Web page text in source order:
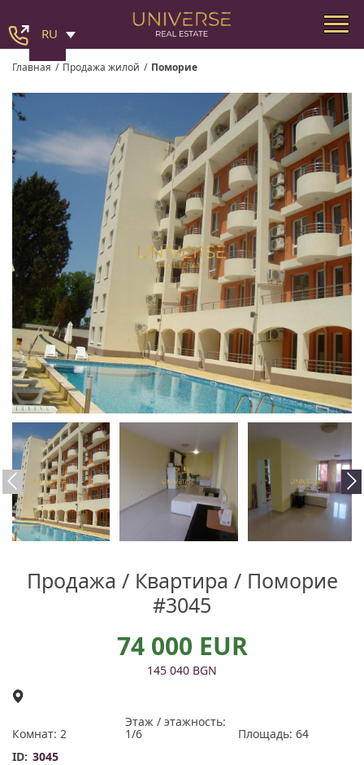
RU
Главная / Продажа жилой / Поморие
Продажа / Квартира / Поморие
#3045
74 000 EUR
145 040 BGN
Комнат: 2
Этаж / этажность:
1/6
Площадь: 64
ID: 3045